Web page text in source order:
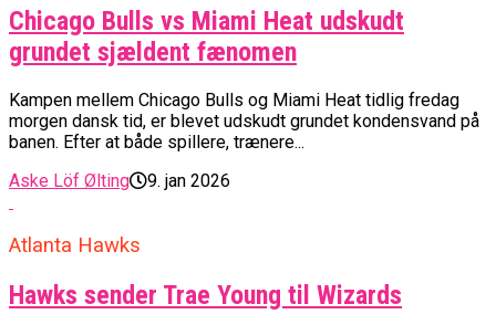
Chicago Bulls vs Miami Heat udskudt
grundet sjældent fænomen
Kampen mellem Chicago Bulls og Miami Heat tidlig fredag
morgen dansk tid, er blevet udskudt grundet kondensvand på
banen. Efter at både spillere, trænere...
Aske Löf Ølting
9. jan 2026
Atlanta Hawks
Hawks sender Trae Young til Wizards